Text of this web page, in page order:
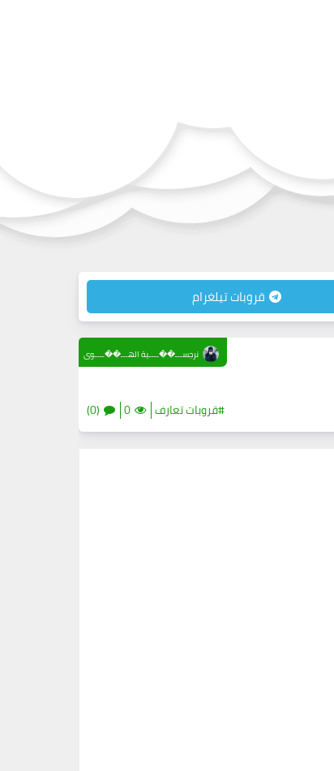
قروبات تيلغرام
#قروبات تعارف 0
(0)
نرجســـ��ــــية الهـــ��ــــوى